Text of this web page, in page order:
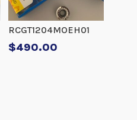
RCGT1204MOEH01
$490.00